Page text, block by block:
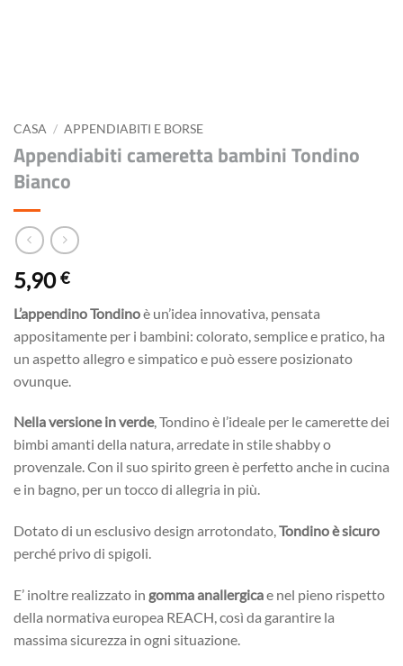
CASA / APPENDIABITI E BORSE
Appendiabiti cameretta bambini Tondino
Bianco
5,90€
L’appendino Tondinoè un’idea innovativa, pensata
appositamente per i bambini: colorato, semplice e pratico, ha
un aspetto allegro e simpatico e può essere posizionato
ovunque.
Nella versione in verde, Tondino è l’ideale per le camerette dei
bimbi amanti della natura, arredate in stile shabby o
provenzale. Con il suo spirito green è perfetto anche in cucina
e in bagno, per un tocco di allegria in più.
Dotato di un esclusivo design arrotondato,Tondino è sicuro
perché privo di spigoli.
E’ inoltre realizzato in gomma anallergicae nel pieno rispetto
della normativa europea REACH, così da garantire la
massima sicurezza in ogni situazione.